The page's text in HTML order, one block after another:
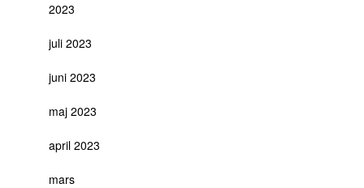
2023
juli 2023
juni 2023
maj 2023
april 2023
mars